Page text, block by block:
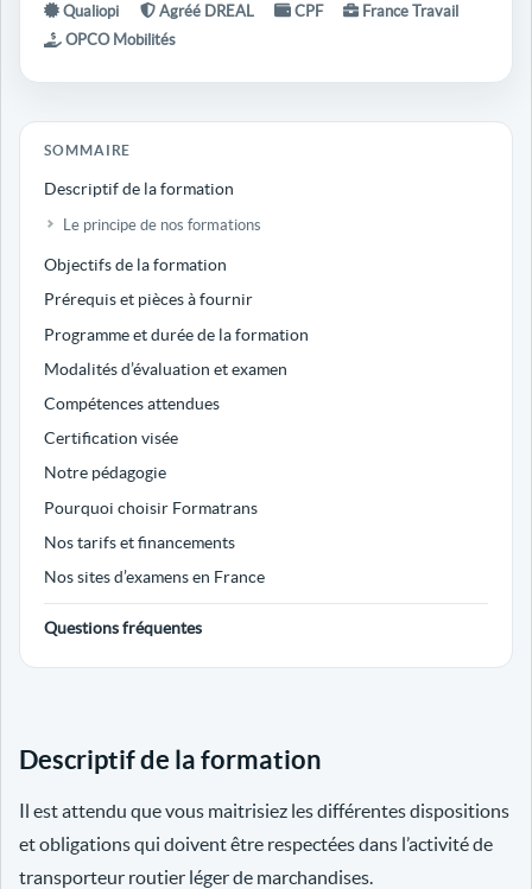
Qualiopi Agréé DREAL CPF
France Travail
OPCO Mobilités
SOMMAIRE
Descriptif de la formation
Le principe de nos formations
Objectifs de la formation
Prérequis et pièces à fournir
Programme et durée de la formation
Modalités d’évaluation et examen
Compétences attendues
Certification visée
Notre pédagogie
Pourquoi choisir Formatrans
Nos tarifs et financements
Nos sites d’examens en France
Questions fréquentes
Descriptif de la formation
Il est attendu que vous maitrisiez les différentes dispositions
et obligations qui doivent être respectées dans l’activité de
transporteur routier léger de marchandises.